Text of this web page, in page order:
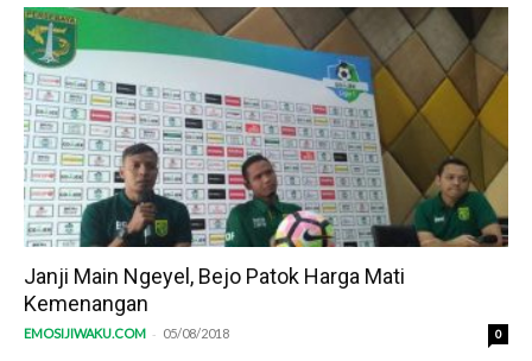
Janji Main Ngeyel, Bejo Patok Harga Mati
Kemenangan
EMOSIJIWAKU.COM - 05/08/2018 0